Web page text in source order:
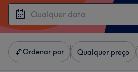
Ordenar por Qualquer preço